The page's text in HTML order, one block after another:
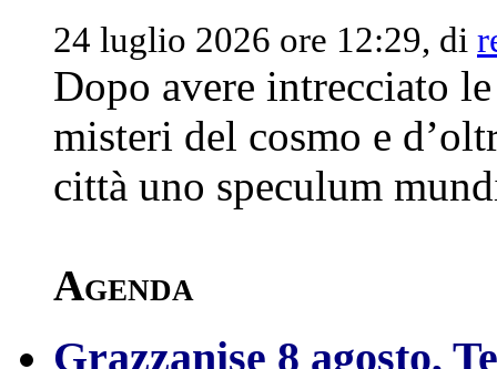
24 luglio 2026 ore 12:29, di
Dopo avere intrecciato
misteri del cosmo e
città uno speculum
Agenda
Grazzanise 8 agosto,